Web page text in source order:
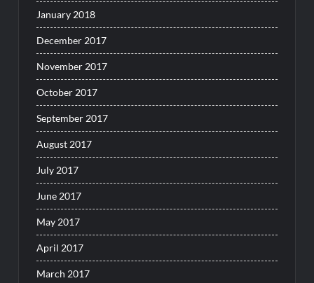
January 2018
December 2017
November 2017
October 2017
September 2017
August 2017
July 2017
June 2017
May 2017
April 2017
March 2017